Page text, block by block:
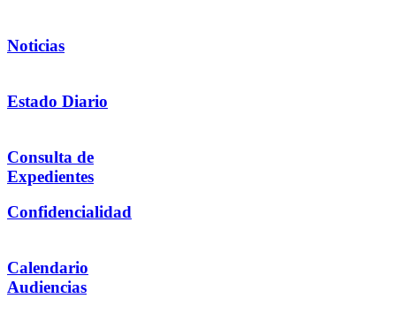
Noticias
Estado Diario
Consulta de
Expedientes
Confidencialidad
Calendario
Audiencias